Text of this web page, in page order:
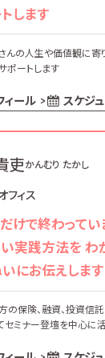
します
んの人生や価値観に寄
ポートします
ィール スケジ
吏かんむり たかし
フィス
けで終わってい
実践方法を わ
にお伝えします
の保険、融資、投資信
セミナー登壇を中心に活